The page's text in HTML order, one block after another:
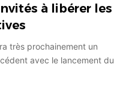
à libérer les
très prochainement un
avec le lancement du